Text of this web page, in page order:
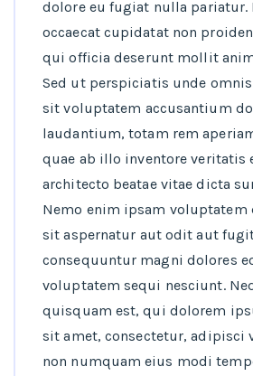
dolore eu fugiat nulla pariatur.
occaecat cupidatat non
qui officia deserunt mollit
Sed ut perspiciatis unde
sit voluptatem accusantium
laudantium, totam rem
quae ab illo inventore veritatis
architecto beatae vitae dicta
Nemo enim ipsam voluptatem
sit aspernatur aut odit aut
consequuntur magni dolores
voluptatem sequi nesciunt.
quisquam est, qui dolorem
sit amet, consectetur, adipisci
non numquam eius modi